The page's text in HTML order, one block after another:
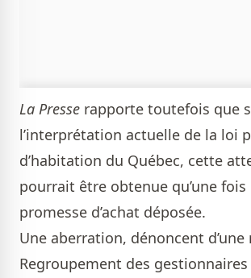
La Presse rapporte toutefois que
l’interprétation actuelle de la loi
d’habitation du Québec, cette
pourrait être obtenue qu’une fois
promesse d’achat déposée.
Une aberration, dénoncent
Regroupement des